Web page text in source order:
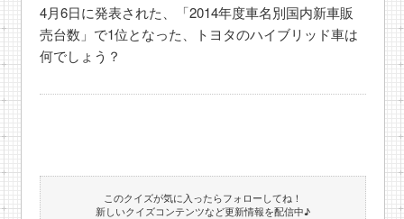
4月6日に発表された、「2014年度車名別国内新車販
売台数」で1位となった、トヨタのハイブリッド車は
何でしょう？
このクイズが気に入ったらフォローしてね！
新しいクイズコンテンツなど更新情報を配信中♪